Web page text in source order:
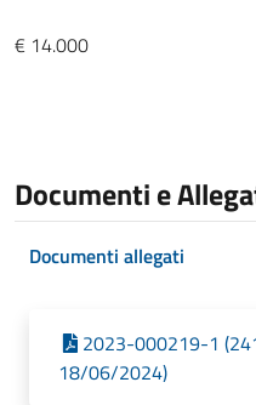
€ 14.000
Documenti e
Documenti allegati
2023-000219-1
18/06/2024)